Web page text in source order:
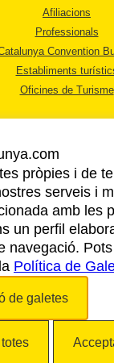
Afiliacions
Professionals
Convention
Establiments
Oficines de Turisme
AVÍS LEGAL
POLÍTICA DE
COOKIES
ACCESSIBILITAT
pròpies i de
serveis i
amb les
un perfil
navegació.
Política de
de galetes